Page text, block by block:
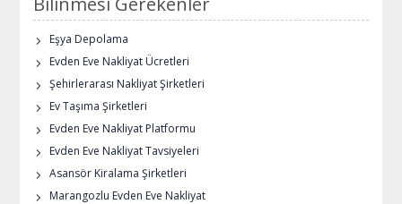
Eşya Depolama
Evden Eve Nakliyat Ücretleri
Şehirlerarası Nakliyat Şirketleri
Ev Taşıma Şirketleri
Evden Eve Nakliyat Platformu
Evden Eve Nakliyat Tavsiyeleri
Asansör Kiralama Şirketleri
Marangozlu Evden Eve Nakliyat